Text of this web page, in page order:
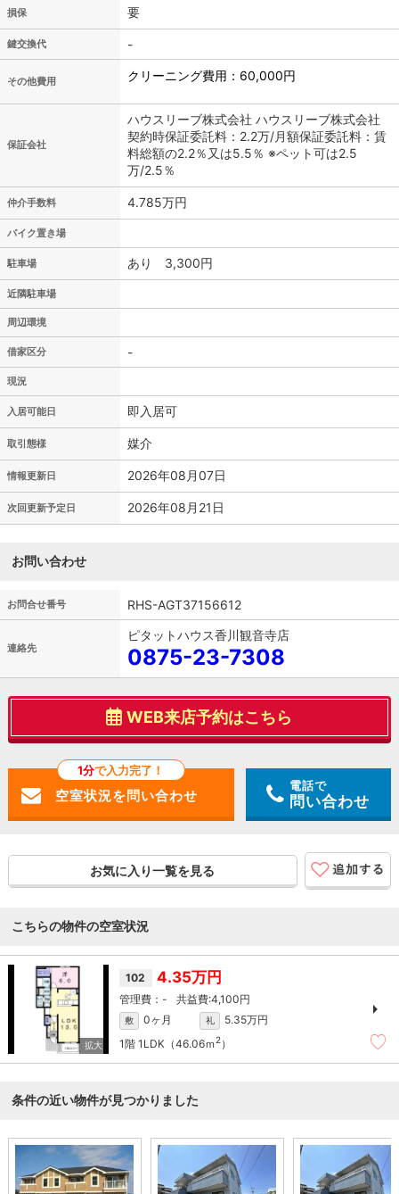
損保 要
鍵交換代 -
その他費用 クリーニング費用：60,000円
保証会社
ハウスリーブ株式会社 ハウスリーブ株式会社
契約時保証委託料：2.2万/月額保証委託料：賃
料総額の2.2％又は5.5％ ※ペット可は2.5
万/2.5％
仲介手数料 4.785万円
バイク置き場
駐車場 あり 3,300円
近隣駐車場
周辺環境
借家区分 -
現況
入居可能日 即入居可
取引態様 媒介
情報更新日 2026年08月07日
次回更新予定日 2026年08月21日
お問い合わせ
お問合せ番号 RHS-AGT37156612
連絡先
ピタットハウス香川観音寺店
0875-23-7308
WEB来店予約はこちら
1分で入力完了！
電話で
問い合わせ
お気に入り一覧を見る
こちらの物件の空室状況
102 4.35万円
- 4,100円
敷 0ヶ月 礼
5.35万円
1階 1LDK（46.06ｍ 2）
条件の近い物件が見つかりました